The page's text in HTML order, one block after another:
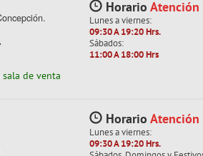
!
de venta
Horario Atención
Lunes a viernes:
09:30 A 19:20 Hrs.
Sábados:
11:00 A 18:00 Hrs
Horario Atención
Lunes a viernes:
09:30 A 19:20 Hrs.
Sábados, Domingos y Festivos:
+ +